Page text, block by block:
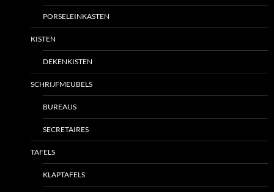
PORSELEINKASTEN
KISTEN
DEKENKISTEN
SCHRIJFMEUBELS
BUREAUS
SECRETAIRES
TAFELS
KLAPTAFELS